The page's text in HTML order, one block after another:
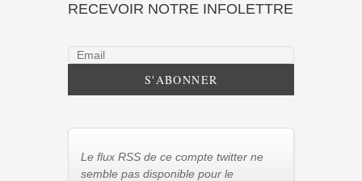
RECEVOIR NOTRE INFOLETTRE
Le flux RSS de ce compte twitter ne
semble pas disponible pour le